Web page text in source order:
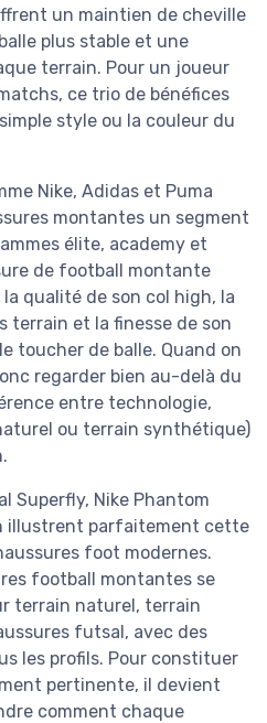
un maintien de cheville
plus stable et une
terrain. Pour un joueur
ce trio de bénéfices
style ou la couleur du
Nike, Adidas et Puma
montantes un segment
élite, academy et
de football montante
qualité de son col high, la
terrain et la finesse de son
toucher de balle. Quand on
regarder bien au-delà du
entre technologie,
ou terrain synthétique)
Superfly, Nike Phantom
illustrent parfaitement cette
foot modernes.
football montantes se
terrain naturel, terrain
futsal, avec des
les profils. Pour constituer
pertinente, il devient
comment chaque